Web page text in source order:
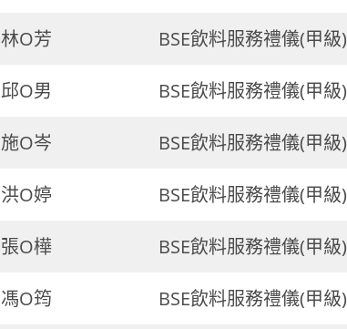
林O芳 BSE飲料服務禮儀(甲級)
邱O男 BSE飲料服務禮儀(甲級)
施O岑 BSE飲料服務禮儀(甲級)
洪O婷 BSE飲料服務禮儀(甲級)
張O樺 BSE飲料服務禮儀(甲級)
馮O筠 BSE飲料服務禮儀(甲級)